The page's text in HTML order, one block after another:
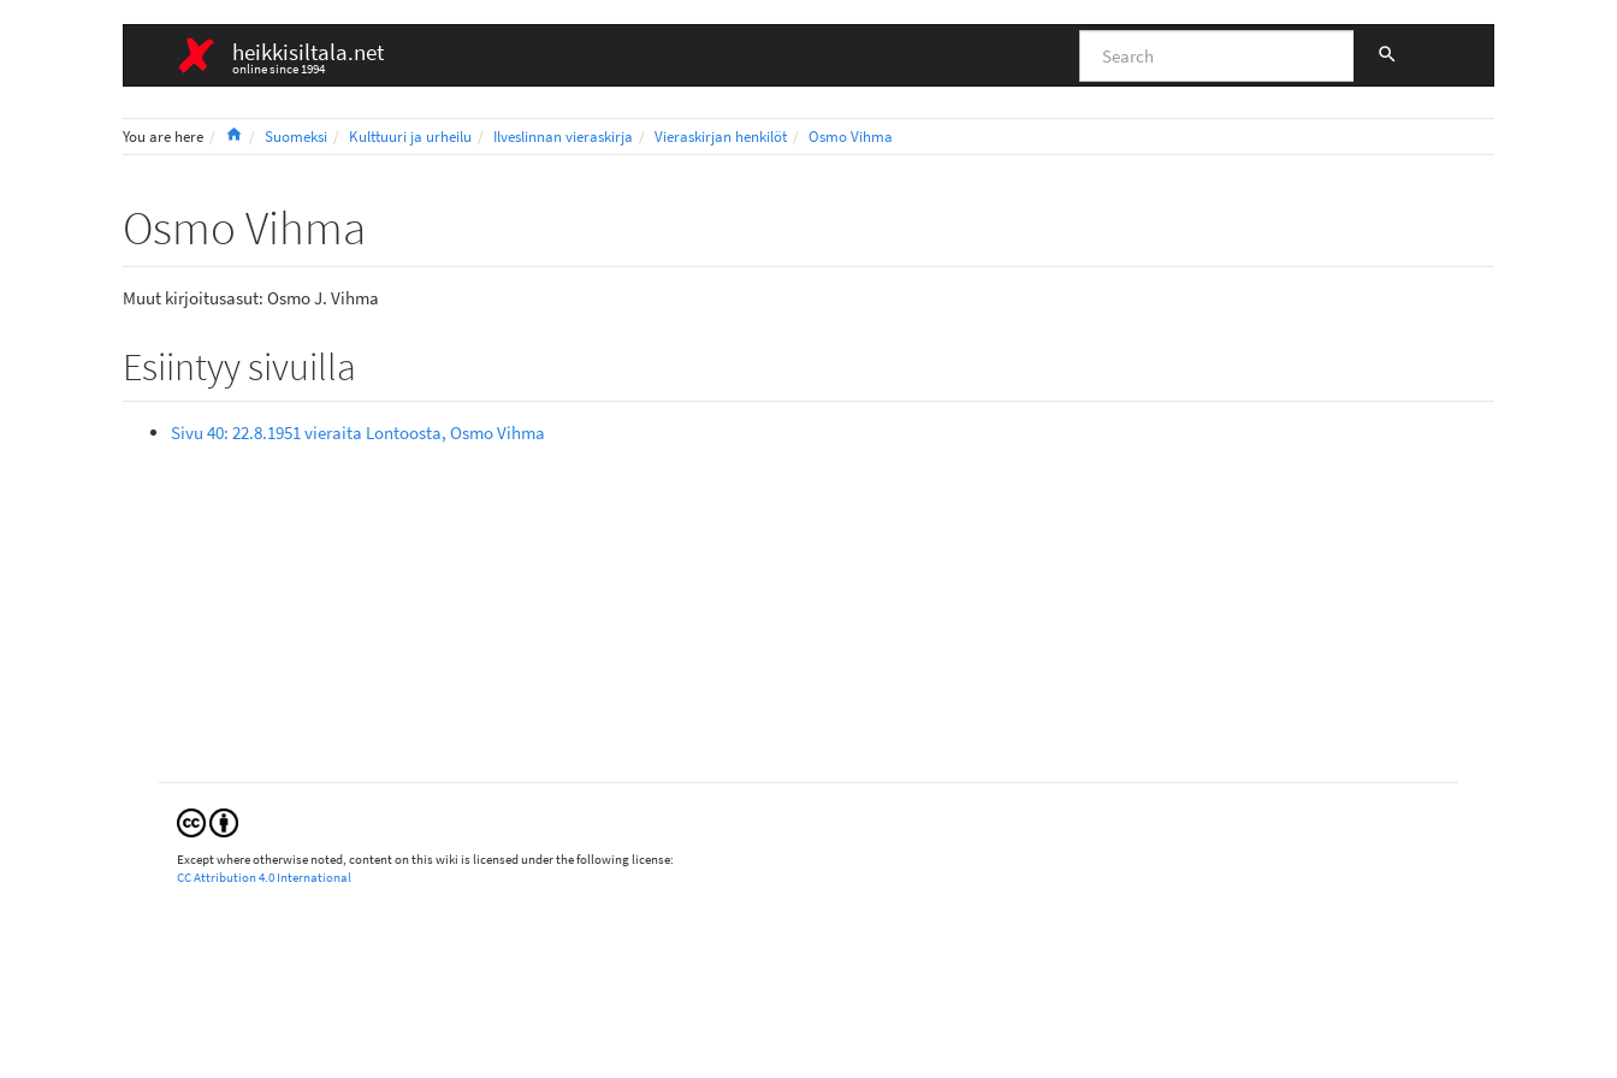
heikkisiltala.net
online since 1994
You are here HomeSuomeksi Kulttuuri ja urheilu Ilveslinnan vieraskirja Vieraskirjan henkilöt Osmo Vihma
Osmo Vihma
Muut kirjoitusasut: Osmo J. Vihma
Esiintyy sivuilla
Sivu 40: 22.8.1951 vieraita Lontoosta, Osmo Vihma
Except where otherwise noted, content on this wiki is licensed under the following license:
CC Attribution 4.0 International